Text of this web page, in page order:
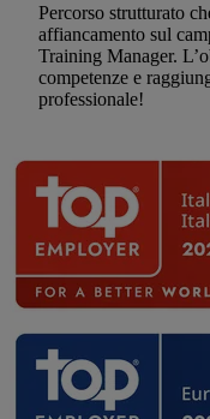
Percorso strutturato
affiancamento sul
Training Manager.
competenze e
professionale!